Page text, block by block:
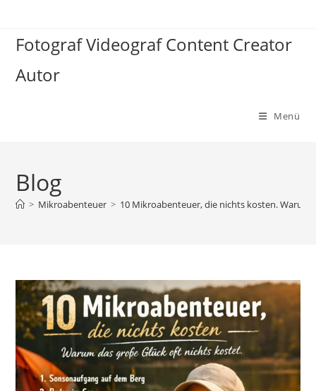
springen
Fotograf Videograf Content Creator
Autor
Menü
Blog
> Mikroabenteuer > 10 Mikroabenteuer, die nichts kosten.